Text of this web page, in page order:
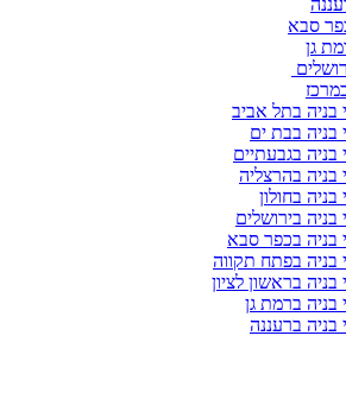
סבא
גן
בניה בתל אביב
בניה בבת ים
בניה בגבעתיים
בניה בהרצליה
בניה בחולון
בניה בירושלים
בניה בכפר סבא
בניה בפתח תקווה
בניה בראשון לציון
בניה ברמת גן
בניה ברעננה